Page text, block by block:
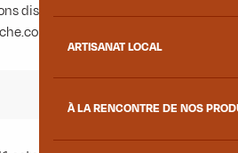
ARTISANAT LOCAL
À LA RENCONTRE DE NOS
disponibles en Savoie :
carte-de-peche